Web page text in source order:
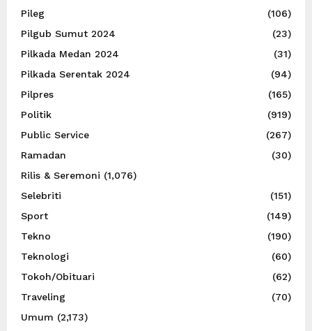
Pileg
(106)
Pilgub Sumut 2024
(23)
Pilkada Medan 2024
(31)
Pilkada Serentak 2024
(94)
Pilpres
(165)
Politik
(919)
Public Service
(267)
Ramadan
(30)
Rilis & Seremoni (1,076)
Selebriti
(151)
Sport
(149)
Tekno
(190)
Teknologi
(60)
Tokoh/Obituari
(62)
Traveling
(70)
Umum (2,173)